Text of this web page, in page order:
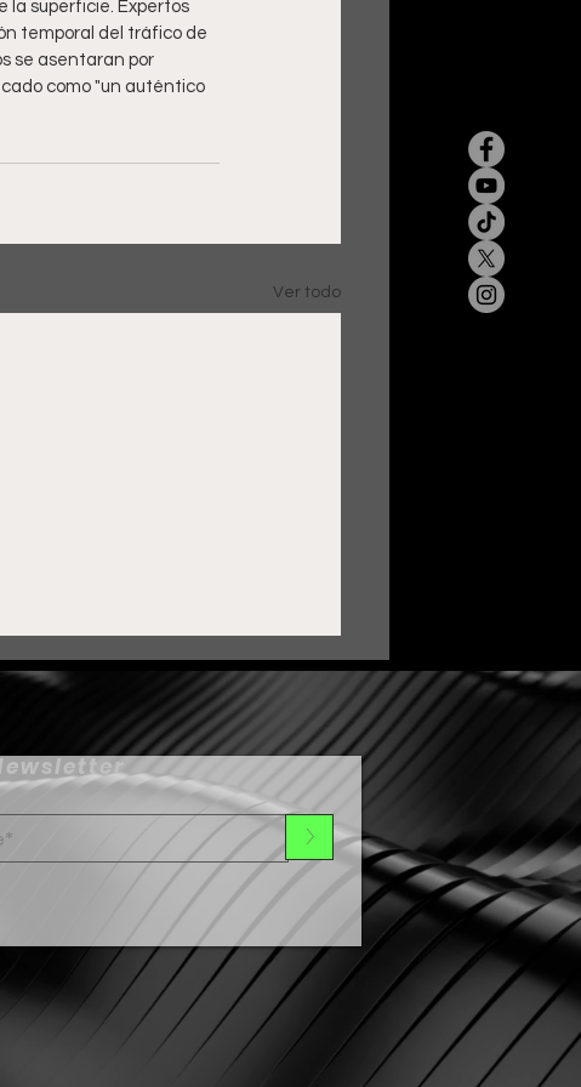
la superficie. Expertos
temporal del tráfico de
se asentaran por
como "un auténtico
Ver todo
Tendencia de relajación
conquista TikTok
>